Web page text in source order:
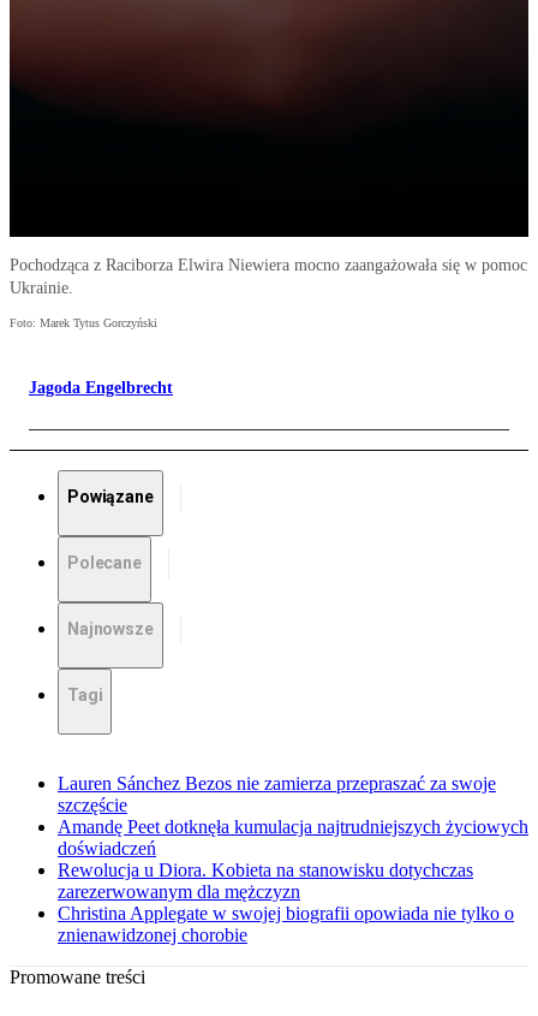
Pochodząca z Raciborza Elwira Niewiera mocno zaangażowała się w pomoc
Ukrainie.
Foto: Marek Tytus Gorczyński
Jagoda Engelbrecht
Powiązane
Polecane
Najnowsze
Tagi
Lauren Sánchez Bezos nie zamierza przepraszać za swoje
szczęście
Amandę Peet dotknęła kumulacja najtrudniejszych życiowych
doświadczeń
Rewolucja u Diora. Kobieta na stanowisku dotychczas
zarezerwowanym dla mężczyzn
Christina Applegate w swojej biografii opowiada nie tylko o
znienawidzonej chorobie
Promowane treści